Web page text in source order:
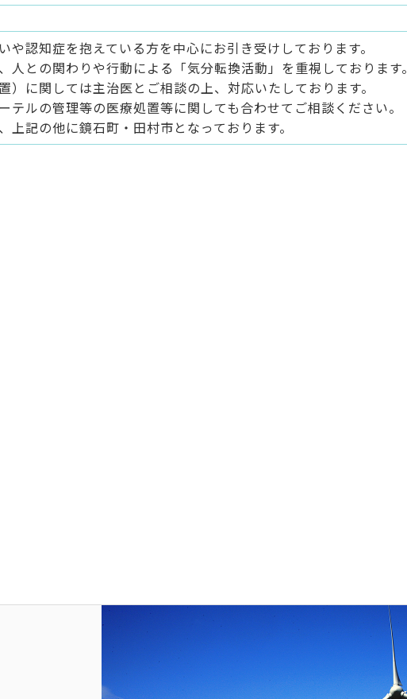
や認知症を抱えている方を中心にお引き受けしております。
人との関わりや行動による「気分転換活動」を重視しております。
）に関しては主治医とご相談の上、対応いたしております。
テルの管理等の医療処置等に関しても合わせてご相談ください。
上記の他に鏡石町・田村市となっております。